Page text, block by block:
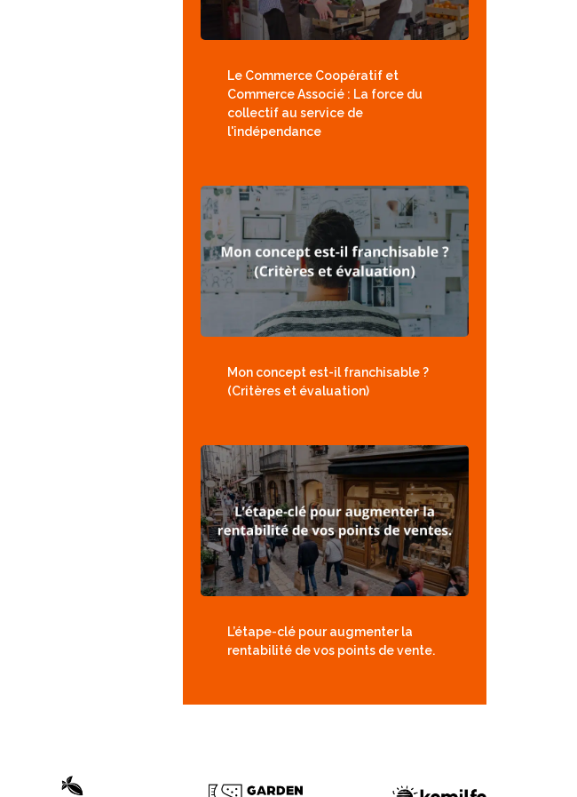
Le Commerce Coopératif et
Commerce Associé : La force du
collectif au service de
l'indépendance
Mon concept est-il franchisable ?
(Critères et évaluation)
L’étape-clé pour augmenter la
rentabilité de vos points de vente.